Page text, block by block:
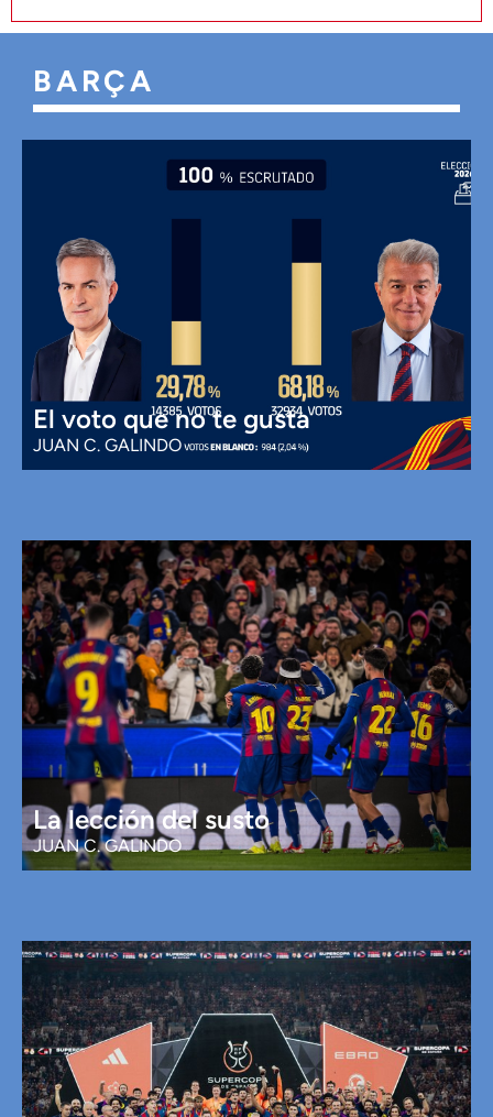
Del
Pódcast
BARÇA
El voto que no te gusta
JUAN C. GALINDO
La lección del susto
JUAN C. GALINDO